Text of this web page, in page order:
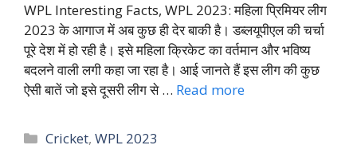
WPL Interesting Facts, WPL 2023: महिला प्रिमियर लीग
2023 के आगाज में अब कुछ ही देर बाकी है। डब्लयूपीएल की चर्चा
पूरे देश में हो रही है। इसे महिला क्रिकेट का वर्तमान और भविष्य
बदलने वाली लगी कहा जा रहा है। आई जानते हैं इस लीग की कुछ
ऐसी बातें जो इसे दूसरी लीग से … Read more
Categories
Cricket,WPL 2023